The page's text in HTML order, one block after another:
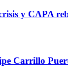
y CAPA
Carrillo